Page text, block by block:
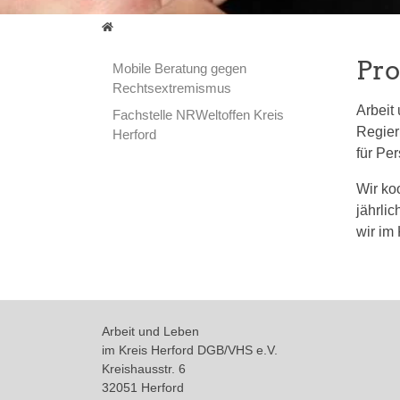
Projekte
Arbeit
für
Wir
wir im
Mobile Beratung gegen
Rechtsextremismus
Fachstelle NRWeltoffen Kreis
Herford
Arbeit und Leben
im Kreis Herford DGB/VHS e.V.
Kreishausstr. 6
32051 Herford